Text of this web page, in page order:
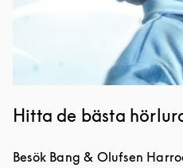
Hitta de bästa
Besök Bang & Olufsen